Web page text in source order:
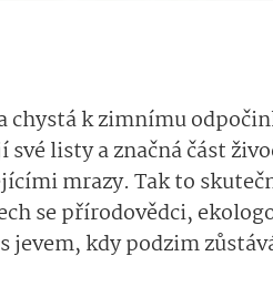
k zimnímu
listy a značná část
mrazy. Tak to
se přírodovědci,
jevem, kdy podzim